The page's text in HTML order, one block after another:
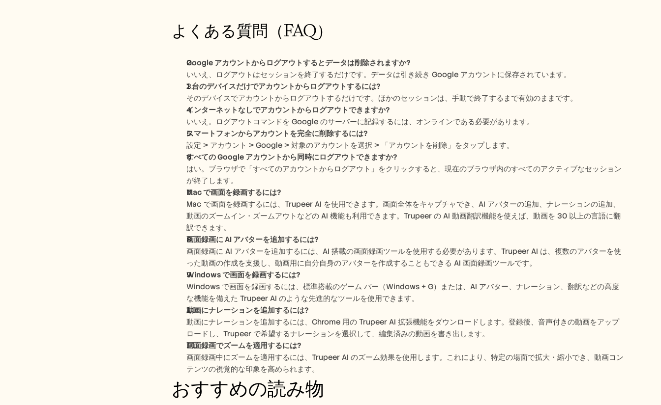
よくある質問（FAQ）
Google アカウントからログアウトするとデータは削除されますか?
いいえ、ログアウトはセッションを終了するだけです。データは引き続き Google アカウントに保存されています。
1 台のデバイスだけでアカウントからログアウトするには?
そのデバイスでアカウントからログアウトするだけです。ほかのセッションは、手動で終了するまで有効のままです。
インターネットなしでアカウントからログアウトできますか?
いいえ。ログアウトコマンドを Google のサーバーに記録するには、オンラインである必要があります。
スマートフォンからアカウントを完全に削除するには?
設定 > アカウント > Google > 対象のアカウントを選択 > 「アカウントを削除」をタップします。
すべての Google アカウントから同時にログアウトできますか?
はい。ブラウザで「すべてのアカウントからログアウト」をクリックすると、現在のブラウザ内のすべてのアクティブなセッション
が終了します。
Mac で画面を録画するには?
Mac で画面を録画するには、Trupeer AI を使用できます。画面全体をキャプチャでき、AI アバターの追加、ナレーションの追加、
動画のズームイン・ズームアウトなどの AI 機能も利用できます。Trupeer の AI 動画翻訳機能を使えば、動画を 30 以上の言語に翻
訳できます。
画面録画に AI アバターを追加するには?
画面録画に AI アバターを追加するには、AI 搭載の画面録画ツールを使用する必要があります。Trupeer AI は、複数のアバターを使
った動画の作成を支援し、動画用に自分自身のアバターを作成することもできる AI 画面録画ツールです。
Windows で画面を録画するには?
Windows で画面を録画するには、標準搭載のゲーム バー（Windows + G）または、AI アバター、ナレーション、翻訳などの高度
な機能を備えた Trupeer AI のような先進的なツールを使用できます。
動画にナレーションを追加するには?
動画にナレーションを追加するには、Chrome 用の Trupeer AI 拡張機能をダウンロードします。登録後、音声付きの動画をアップ
ロードし、Trupeer で希望するナレーションを選択して、編集済みの動画を書き出します。
画面録画でズームを適用するには?
画面録画中にズームを適用するには、Trupeer AI のズーム効果を使用します。これにより、特定の場面で拡大・縮小でき、動画コン
テンツの視覚的な印象を高められます。
おすすめの読み物